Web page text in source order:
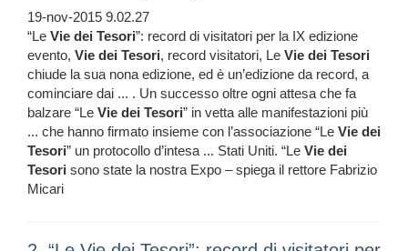
19-nov-2015 9.02.27
“Le Vie dei Tesori”: record di visitatori per la IX edizione
evento, Vie dei Tesori, record visitatori, Le Vie dei Tesori
chiude la sua nona edizione, ed è un’edizione da record, a
cominciare dai ... . Un successo oltre ogni attesa che fa
balzare “Le Vie dei Tesori” in vetta alle manifestazioni più
... che hanno firmato insieme con l’associazione “Le Vie dei
Tesori” un protocollo d’intesa ... Stati Uniti. “Le Vie dei
Tesori sono state la nostra Expo – spiega il rettore Fabrizio
Micari